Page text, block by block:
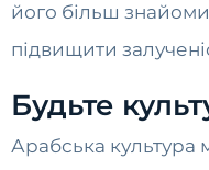
його більш
підвищити
Будьте
Арабська культура